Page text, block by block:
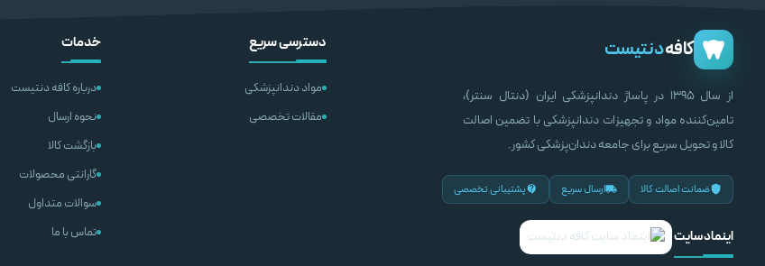
کافهدنتیست
از سال ۱۳۹۵ در پاساژ دندانپزشکی ایران (دنتال سنتر)،
تامین‌کننده مواد و تجهیزات دندانپزشکی با تضمین اصالت
کالا و تحویل سریع برای جامعه دندان‌پزشکی کشور.
ضمانت اصالت کالا ارسال سریع پشتیبانی تخصصی
اینماد سایت
دسترسی سریع
مواد دندانپزشکی
مقالات تخصصی
خدمات
درباره کافه دنتیست
نحوه ارسال
بازگشت کالا
گارانتی محصولات
سوالات متداول
تماس با ما